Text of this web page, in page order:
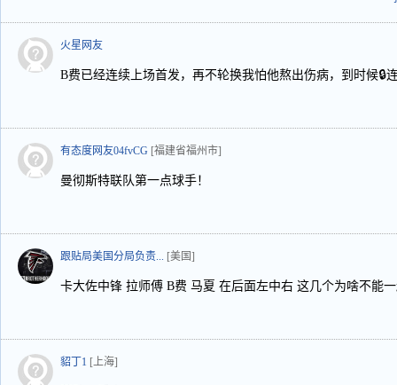
火星网友
B费已经连续上场首发，再不轮换我怕他熬出伤病，到时候🔒
有态度网友04fvCG [福建省福州市]
曼彻斯特联队第一点球手！
跟贴局美国分局负责... [美国]
卡大佐中锋 拉师傅 B费 马夏 在后面左中右 这几个为啥不能
貂丁1 [上海]